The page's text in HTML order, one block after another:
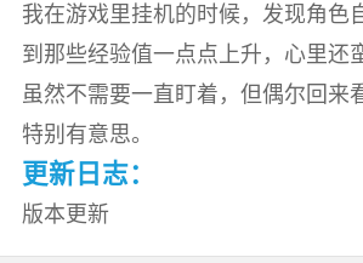
我在游戏里挂机的时候，发现角色
到那些经验值一点点上升，心里还
虽然不需要一直盯着，但偶尔回来
特别有意思。
更新日志：
版本更新